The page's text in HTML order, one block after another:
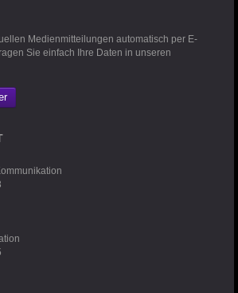
Medienmitteilungen automatisch per E-
Sie einfach Ihre Daten in unseren